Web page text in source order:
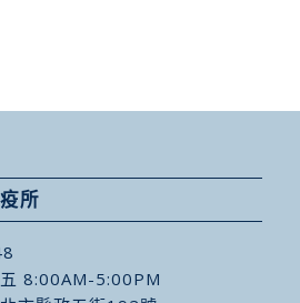
所
8:00AM-5:00PM